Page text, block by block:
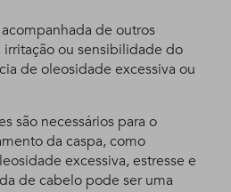
de outros
ou sensibilidade do
de oleosidade excessiva ou
são necessários para o
da caspa, como
excessiva, estresse e
de cabelo pode ser uma